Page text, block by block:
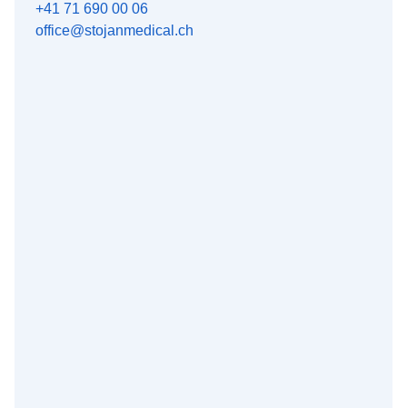
+41 71 690 00 06
office@stojanmedical.ch